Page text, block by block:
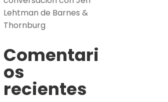
Lehtman de Barnes &
Thornburg
Comentari
os
recientes